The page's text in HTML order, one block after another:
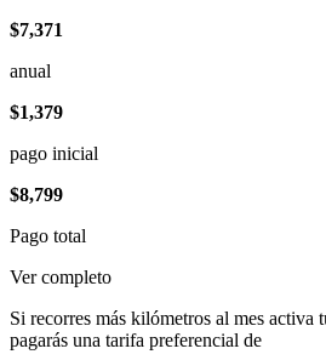
$7,371
anual
$1,379
pago inicial
$8,799
Pago total
Ver completo
Si recorres más kilómetros al mes activa
pagarás una tarifa preferencial de